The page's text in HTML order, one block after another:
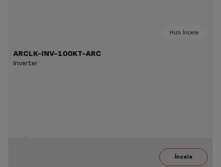
Hızlı İncele
ARCLK-INV-100KT-ARC
Inverter